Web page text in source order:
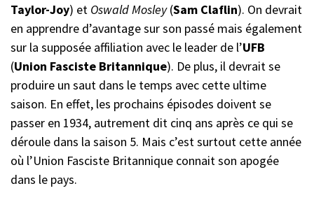
Taylor-Joy) et OswaldMosley(Sam Claflin). On devrait
en apprendre d’avantage sur son passé mais également
sur la supposée affiliation avec le leader de l’UFB
(Union Fasciste Britannique). De plus, il devrait se
produire un saut dans le temps avec cette ultime
saison. En effet, les prochains épisodes doivent se
passer en 1934, autrement dit cinq ans après ce qui se
déroule dans la saison 5. Mais c’est surtout cette année
où l’Union Fasciste Britannique connait son apogée
dans le pays.